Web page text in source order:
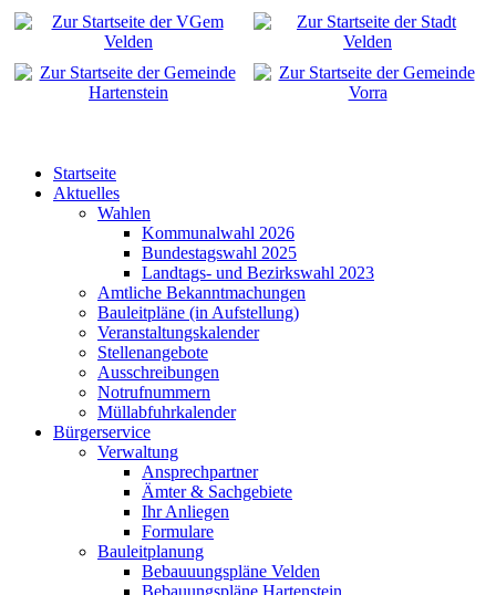
Startseite
Aktuelles
Wahlen
Kommunalwahl 2026
Bundestagswahl 2025
Landtags- und Bezirkswahl 2023
Amtliche Bekanntmachungen
Bauleitpläne (in Aufstellung)
Veranstaltungskalender
Stellenangebote
Ausschreibungen
Notrufnummern
Müllabfuhrkalender
Bürgerservice
Verwaltung
Ansprechpartner
Ämter & Sachgebiete
Ihr Anliegen
Formulare
Bauleitplanung
Bebauuungspläne Velden
Bebauungspläne Hartenstein